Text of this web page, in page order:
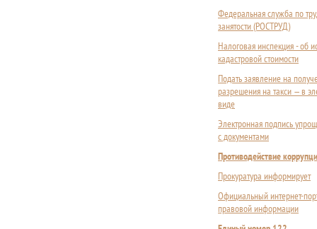
Федеральная служба по
занятости (РОСТРУД)
Налоговая инспекция - об
кадастровой стоимости
Подать заявление на
разрешения на такси — в
виде
Электронная подпись
с документами
Противодействие
Прокуратура информирует
Официальный интернет-
правовой информации